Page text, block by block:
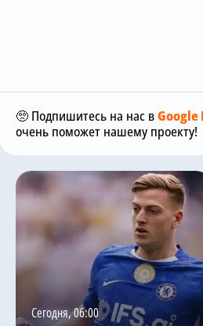
🥺 Подпишитесь на нас вGoogle
очень поможет нашему проекту!
Сегодня, 06:00